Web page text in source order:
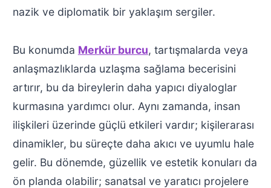
nazik ve diplomatik bir yaklaşım sergiler.
Bu konumda Merkür burcu, tartışmalarda veya
anlaşmazlıklarda uzlaşma sağlama becerisini
artırır, bu da bireylerin daha yapıcı diyaloglar
kurmasına yardımcı olur. Aynı zamanda, insan
ilişkileri üzerinde güçlü etkileri vardır; kişilerarası
dinamikler, bu süreçte daha akıcı ve uyumlu hale
gelir. Bu dönemde, güzellik ve estetik konuları da
ön planda olabilir; sanatsal ve yaratıcı projelere